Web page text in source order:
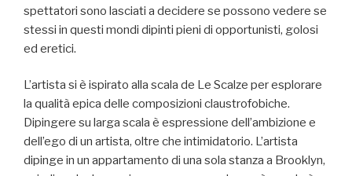
spettatori sono lasciati a decidere se possono vedere se
stessi in questi mondi dipinti pieni di opportunisti, golosi
ed eretici.
L’artista si è ispirato alla scala de Le Scalze per esplorare
la qualità epica delle composizioni claustrofobiche.
Dipingere su larga scala è espressione dell’ambizione e
dell’ego di un artista, oltre che intimidatorio. L’artista
dipinge in un appartamento di una sola stanza a Brooklyn,